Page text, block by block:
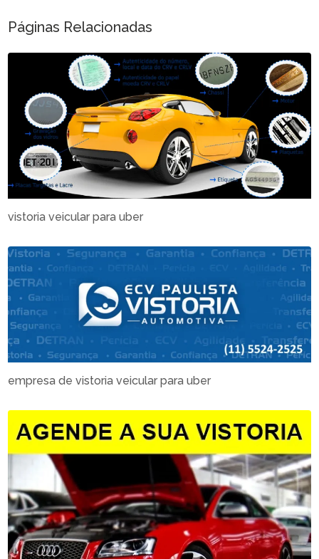
Páginas Relacionadas
vistoria veicular para uber
empresa de vistoria veicular para uber